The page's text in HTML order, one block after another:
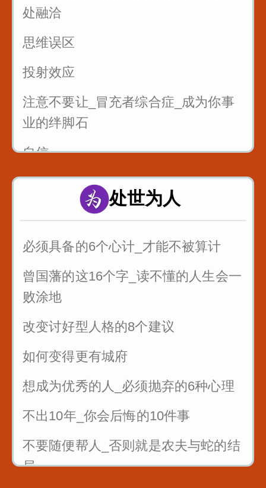
处融洽
思维误区
投射效应
注意不要让_冒充者综合症_成为你事
业的绊脚石
自信
处世为人
必须具备的6个心计_才能不被算计
曾国藩的这16个字_读不懂的人生会一
败涂地
改变讨好型人格的8个建议
如何变得更有城府
想成为优秀的人_必须抛弃的6种心理
不出10年_你会后悔的10件事
不要随便帮人_否则就是农夫与蛇的结
局